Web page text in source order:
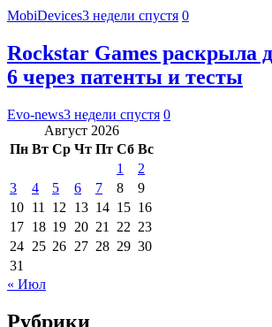
MobiDevices3 недели спустя 0
Rockstar Games раскрыла
6 через патенты и тесты
Evo-news3 недели спустя 0
Август 2026
Пн Вт Ср Чт Пт Сб Вс
1
2
3
4 5 6 7 8
9
10 11 12 13 14 15 16
17 18 19 20 21 22 23
24 25 26 27 28 29 30
31
« Июл
Рубрики